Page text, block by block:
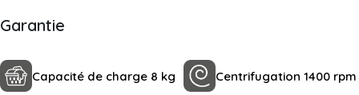
Garantie
Capacité de charge 8 kg Centrifugation 1400 rpm